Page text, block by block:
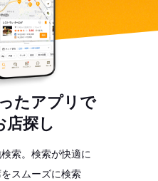
たアプリで
店探し
索。検索が快適に
スムーズに検索